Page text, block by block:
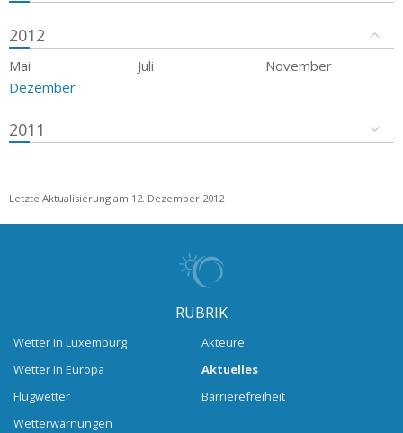
2012
Mai Juli
November
Dezember
2011
Letzte Aktualisierung am 12. Dezember 2012
RUBRIK
Wetter in Luxemburg
Wetter in Europa
Flugwetter
Wetterwarnungen
Akteure
Aktuelles
Barrierefreiheit